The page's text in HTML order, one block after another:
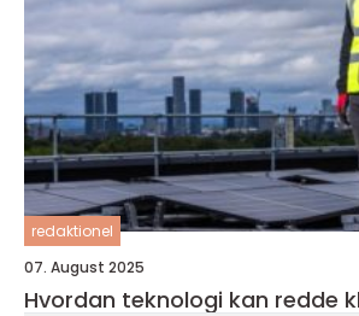
redaktionel
07. August 2025
Hvordan teknologi kan redde